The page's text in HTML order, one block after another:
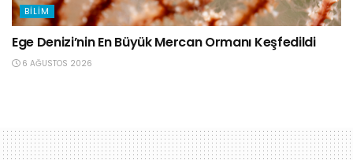
BILIM
Ege Denizi’nin En Büyük Mercan Ormanı Keşfedildi
6 AĞUSTOS 2026